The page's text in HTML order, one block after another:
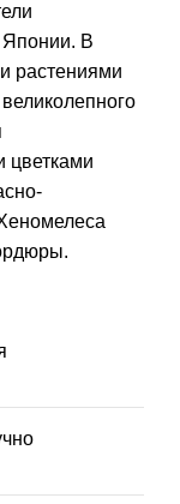
Японии. В
растениями
цветками